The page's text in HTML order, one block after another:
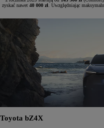
zyskać nawet 40 000 zł . Uwzględniając
Toyota bZ4X